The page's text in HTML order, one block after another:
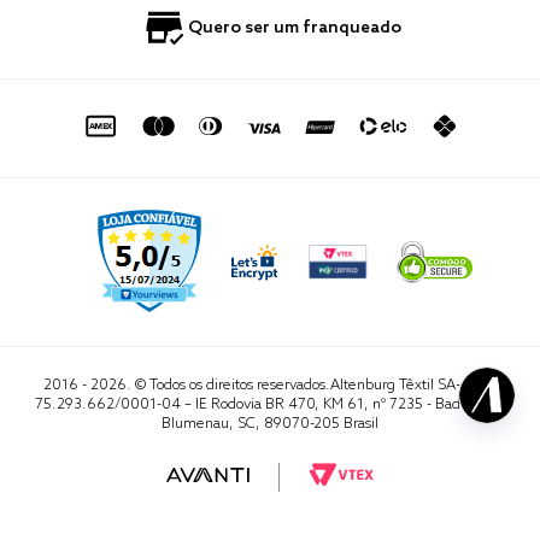
Política de Privacidade
0800 729 1588
sac@altenburg.com.br
Quero ser um franqueado
2016 - 2026. © Todos os direitos reservados.Altenburg Têxtil SA- CNPJ
75.293.662/0001-04 – IE Rodovia BR 470, KM 61, nº 7235 - Badenfurt,
Blumenau, SC, 89070-205 Brasil